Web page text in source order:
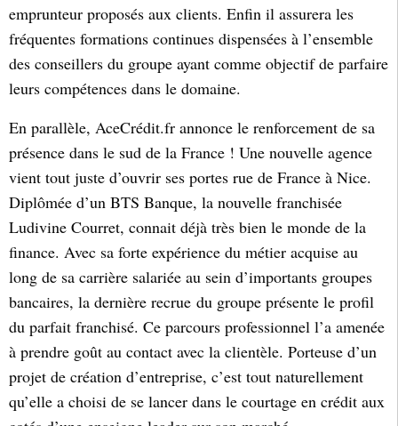
emprunteur proposés aux clients. Enfin il assurera les
fréquentes formations continues dispensées à l’ensemble
des conseillers du groupe ayant comme objectif de parfaire
leurs compétences dans le domaine.
En parallèle, AceCrédit.fr annonce le renforcement de sa
présence dans le sud de la France ! Une nouvelle agence
vient tout juste d’ouvrir ses portes rue de France à Nice.
Diplômée d’un BTS Banque, la nouvelle franchisée
Ludivine Courret, connait déjà très bien le monde de la
finance. Avec sa forte expérience du métier acquise au
long de sa carrière salariée au sein d’importants groupes
bancaires, la dernière recrue du groupe présente le profil
du parfait franchisé. Ce parcours professionnel l’a amenée
à prendre goût au contact avec la clientèle. Porteuse d’un
projet de création d’entreprise, c’est tout naturellement
qu’elle a choisi de se lancer dans le courtage en crédit aux